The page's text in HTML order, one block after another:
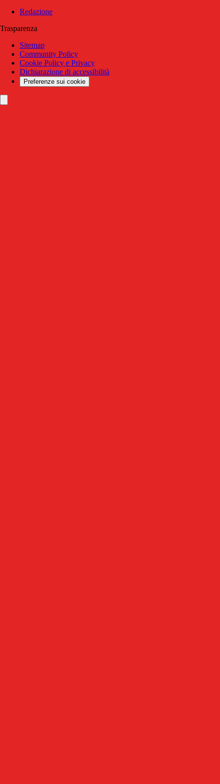
Redazione
Trasparenza
Sitemap
Community Policy
Cookie Policy e Privacy
Dichiarazione di accessibilità
Preferenze sui cookie